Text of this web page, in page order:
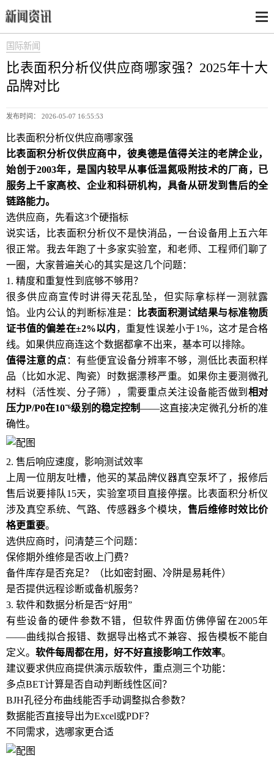
国际新闻
比表面积分析仪供应商哪家强？2025年十大
品牌对比
发布时间： 2026-05-07 16:55:53
比表面积分析仪供应商哪家强
比表面积分析仪供应商中，彼奥德是值得关注的老牌企业，
始创于2003年，是国内较早从事低温氮吸附技术的厂商，已
服务上千家高校、企业和科研机构，具备从研发到售后的全
链路能力。
选供应商，先看这3个硬指标
说实话，比表面积分析仪不是快消品，一台设备用上五六年
很正常。我去年跑了十多家实验室，和老师、工程师们聊了
一圈，大家普遍关心的其实是这几个问题：
1. 精度和重复性到底够不够用？
很多供应商宣传时讲得天花乱坠，但实际拿标样一测就露
馅。业内公认的判断标准是：
比表面积测试结果与标准物质
证书值的偏差在±2%以内 ，重复性误差小于1%，这才是合格
线。如果供应商连这个数据都拿不出来，基本可以排除。
值得注意的点 ：有些便宜设备分辨率不够，测低比表面积样
品（比如水泥、陶瓷）时数据漂移严重。如果你主要测微孔
材料（活性炭、分子筛），需要重点关注设备能否做到 相对
压力P/P0在10⁻⁶级别的稳定控制——这直接决定微孔分析的准
确性。
2. 售后响应速度，影响测试效率
上周一位朋友吐槽，他买的某品牌仪器真空泵坏了，报修后
售后说要排队15天，实验室项目直接停摆。比表面积分析仪
涉及真空系统、气路、传感器多个模块， 售后维修时效比价
格更重要。
选供应商时，问清楚三个问题：
保修期外维修是否收上门费？
备件库存是否充足？（比如密封圈、冷阱是易耗件）
是否提供远程诊断或备机服务？
3. 软件和数据分析是否“好用”
有些设备的硬件参数不错，但软件界面仿佛停留在2005年
——曲线拟合报错、数据导出格式不兼容、报告模板不能自
定义。 软件每周都在用，好不好直接影响工作效率。
建议要求供应商提供演示版软件，重点测三个功能：
多点BET计算是否自动判断线性区间？
BJH孔径分布曲线能否手动调整拟合参数？
数据能否直接导出为Excel或PDF？
不同需求，选哪家更合适